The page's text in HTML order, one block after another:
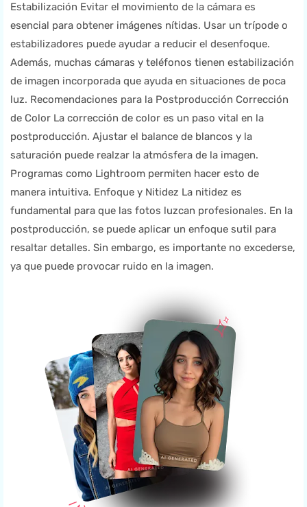
Estabilización Evitar el movimiento de la cámara es
esencial para obtener imágenes nítidas. Usar un trípode o
estabilizadores puede ayudar a reducir el desenfoque.
Además, muchas cámaras y teléfonos tienen estabilización
de imagen incorporada que ayuda en situaciones de poca
luz. Recomendaciones para la Postproducción Corrección
de Color La corrección de color es un paso vital en la
postproducción. Ajustar el balance de blancos y la
saturación puede realzar la atmósfera de la imagen.
Programas como Lightroom permiten hacer esto de
manera intuitiva. Enfoque y Nitidez La nitidez es
fundamental para que las fotos luzcan profesionales. En la
postproducción, se puede aplicar un enfoque sutil para
resaltar detalles. Sin embargo, es importante no excederse,
ya que puede provocar ruido en la imagen.